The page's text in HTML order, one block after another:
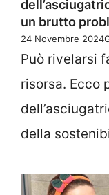
un brutto
24 Novembre 2024
Può rivelarsi
risorsa. Ecco
della